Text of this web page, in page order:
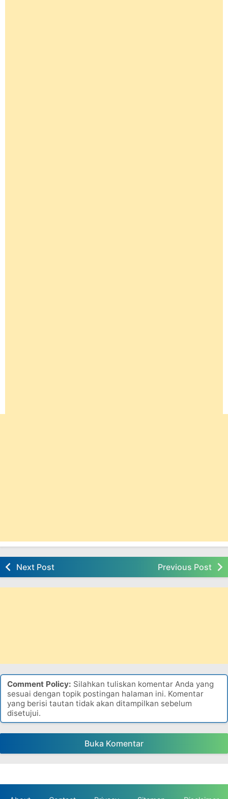
Next Post Previous Post
Comment Policy: Silahkan tuliskan komentar Anda yang
sesuai dengan topik postingan halaman ini. Komentar
yang berisi tautan tidak akan ditampilkan sebelum
disetujui.
Buka Komentar